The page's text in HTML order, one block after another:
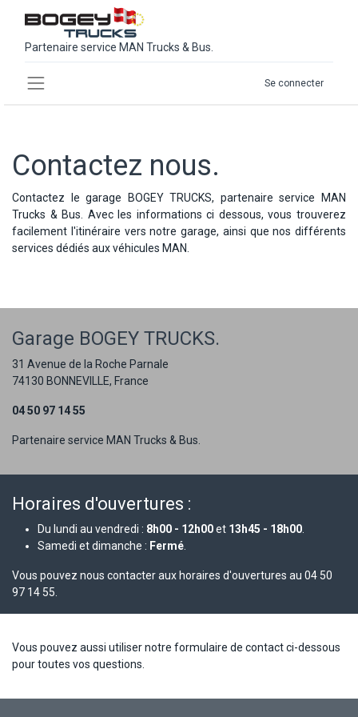
Partenaire service MAN Trucks & Bus.
Se connecter
Contactez nous.
Contactez le garage BOGEY TRUCKS, partenaire service MAN
Trucks & Bus. Avec les informations ci dessous, vous trouverez
facilement l'itinéraire vers notre garage, ainsi que nos différents
services dédiés aux véhicules MAN.
Garage BOGEY TRUCKS.
31 Avenue de la Roche Parnale
74130 BONNEVILLE, France
04 50 97 14 55
Partenaire service MAN Trucks & Bus.
Horaires d'ouvertures :
Du lundi au vendredi : 8h00 - 12h00et 13h45 - 18h00.
Samedi et dimanche : Fermé.
Vous pouvez nous contacter aux horaires d'ouvertures au 04 50
97 14 55.
Vous pouvez aussi utiliser notre formulaire de contact ci-dessous
pour toutes vos questions.